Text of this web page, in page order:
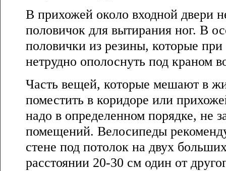
В прихожей около входной двери
половичок для вытирания ног. В
половички из резины, которые
нетрудно ополоснуть под краном
Часть вещей, которые мешают в
поместить в коридоре или
надо в определенном порядке, не
помещений. Велосипеды
стене под потолок на двух
расстоянии 20-30 см один от